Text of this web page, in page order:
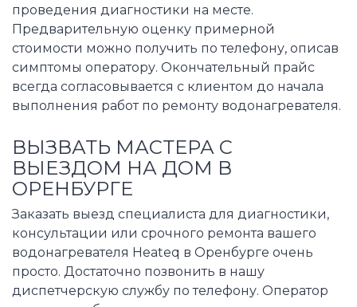
проведения диагностики на месте.
Предварительную оценку примерной
стоимости можно получить по телефону, описав
симптомы оператору. Окончательный прайс
всегда согласовывается с клиентом до начала
выполнения работ по ремонту водонагревателя.
ВЫЗВАТЬ МАСТЕРА С
ВЫЕЗДОМ НА ДОМ В
ОРЕНБУРГЕ
Заказать выезд специалиста для диагностики,
консультации или срочного ремонта вашего
водонагревателя Heateq в Оренбурге очень
просто. Достаточно позвонить в нашу
диспетчерскую службу по телефону. Оператор